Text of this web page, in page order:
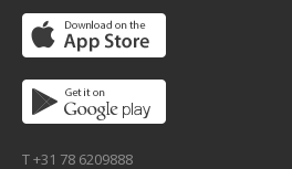
T +31 78 6209888